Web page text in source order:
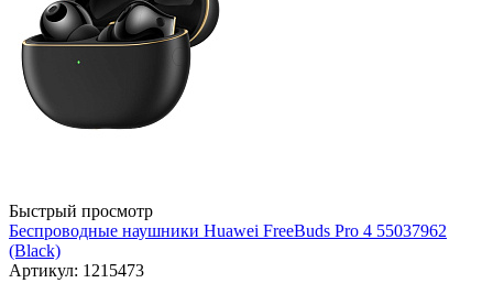
Быстрый просмотр
Беспроводные наушники Huawei FreeBuds Pro 4 55037962
(Black)
Артикул: 1215473